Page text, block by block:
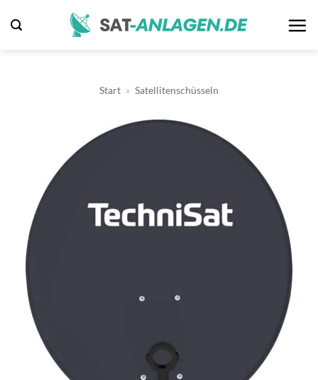
Inhalt
Start » Satellitenschüsseln